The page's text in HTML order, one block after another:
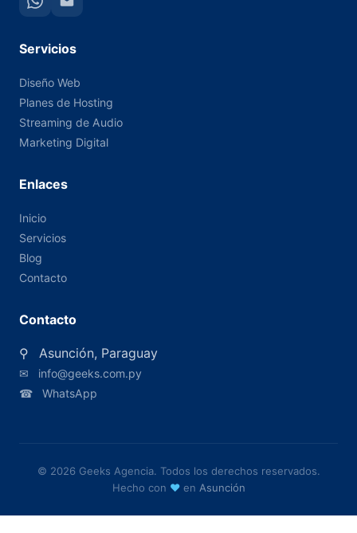
Servicios
Diseño Web
Planes de Hosting
Streaming de Audio
Marketing Digital
Enlaces
Inicio
Servicios
Blog
Contacto
Contacto
⚲ Asunción, Paraguay
✉
info@geeks.com.py
☎
WhatsApp
© 2026 Geeks Agencia. Todos los derechos reservados.
Hecho con ♥en Asunción